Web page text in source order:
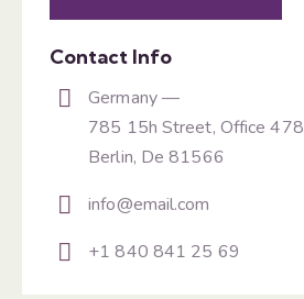
Contact Info
Germany —
785 15h Street, Office 478
Berlin, De 81566
info@email.com
+1 840 841 25 69